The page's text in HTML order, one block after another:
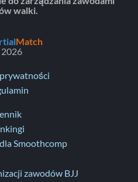
walki.
Match
Smoothcomp
zawodów BJJ